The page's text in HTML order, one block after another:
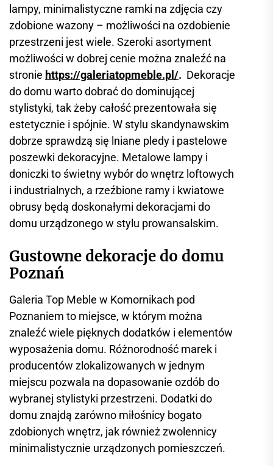
lampy, minimalistyczne ramki na zdjęcia czy
zdobione wazony – możliwości na ozdobienie
przestrzeni jest wiele. Szeroki asortyment
możliwości w dobrej cenie można znaleźć na
stronie https://galeriatopmeble.pl/. Dekoracje
do domu warto dobrać do dominującej
stylistyki, tak żeby całość prezentowała się
estetycznie i spójnie. W stylu skandynawskim
dobrze sprawdzą się lniane pledy i pastelowe
poszewki dekoracyjne. Metalowe lampy i
doniczki to świetny wybór do wnętrz loftowych
i industrialnych, a rzeźbione ramy i kwiatowe
obrusy będą doskonałymi dekoracjami do
domu urządzonego w stylu prowansalskim.
Gustowne dekoracje do domu
Poznań
Galeria Top Meble w Komornikach pod
Poznaniem to miejsce, w którym można
znaleźć wiele pięknych dodatków i elementów
wyposażenia domu. Różnorodność marek i
producentów zlokalizowanych w jednym
miejscu pozwala na dopasowanie ozdób do
wybranej stylistyki przestrzeni. Dodatki do
domu znajdą zarówno miłośnicy bogato
zdobionych wnętrz, jak również zwolennicy
minimalistycznie urządzonych pomieszczeń.